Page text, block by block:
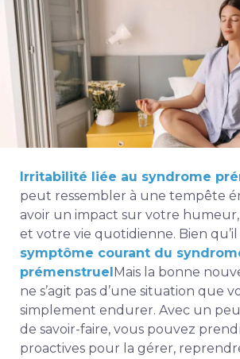
Irritabilité liée au syndrome
peut ressembler à une tempête
avoir un impact sur votre
et votre vie quotidienne. Bien qu’il
symptôme courant du
prémenstruelMais la bonne
ne s’agit pas d’une situation que
simplement endurer. Avec un
de savoir-faire, vous pouvez
proactives pour la gérer,